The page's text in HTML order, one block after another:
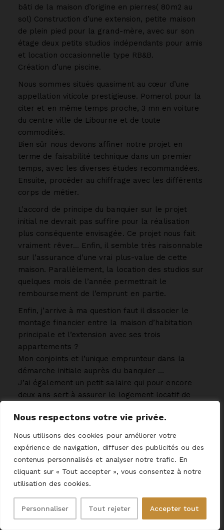
Nous respectons votre vie privée.
Nous utilisons des cookies pour améliorer votre
expérience de navigation, diffuser des publicités ou des
contenus personnalisés et analyser notre trafic. En
cliquant sur « Tout accepter », vous consentez à notre
utilisation des cookies.
Personnaliser Tout rejeter Accepter tout
bâti de la maison d’origine en pierres( 80m2 au
sol) Construction d’une extension, petite maison
de plein pied pour la grand-mère, avec sur son
étage deux petits studios indépendants pour amis
et location occasionnelle type RB&B.
Création d’une piscine.
Nous sommes situés quasiment au cœur d’une
appellation viticole prestigieuse. Pomerol pour la
citer et en même temps proche, 3 mn en voiture
du centre ville de Libourne et de toute
commodités.
Bien sûr nous devons affiner notre projet en
terme de faisabilité technique dans un premier
temps, avec les diverses études recommandées.
Ensuite, procéder au chiffrage avec les différents
corps de métier.
L’accord de principe du banquier sur le projet
initial ne devrait pas suffire pour la réalisation
plus conséquente envisagée. Ce projet nous fait
vraiment rêver… Enfin, il semble très raisonnable
sur l’assurance d’une vrai plus-value de cette
maison. Parallèlement, la location des studios sur
quelques mois de l’année permettrait le
remboursement de l’emprunt en partie.
Enfin, j’arrive à ma question faut il dissocier le
montage financier entre la maison d’habitation
principale et l’extension avec ses trois
appartements ?
Mon conjoints et l’unique emprunteur dans la
démarche initiale auprès du banquier …
J’ai également un petit salaire qui pour encore
deux ans sert à assurer le logement locatif de
Faut il faire un montage du type SCI ?
Voilà, si vous avez des réponses à nos questions
nous sommes preneurs…
Merci,
Bien cordialement,
CB